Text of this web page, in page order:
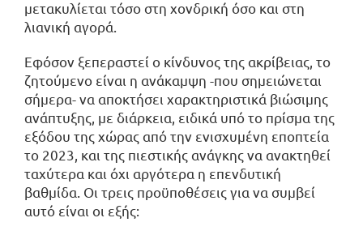
μετακυλίεται τόσο στη χονδρική όσο και στη
λιανική αγορά.
Εφόσον ξεπεραστεί ο κίνδυνος της ακρίβειας, το
ζητούμενο είναι η ανάκαμψη -που σημειώνεται
σήμερα- να αποκτήσει χαρακτηριστικά βιώσιμης
ανάπτυξης, με διάρκεια, ειδικά υπό το πρίσμα της
εξόδου της χώρας από την ενισχυμένη εποπτεία
το 2023, και της πιεστικής ανάγκης να ανακτηθεί
ταχύτερα και όχι αργότερα η επενδυτική
βαθμίδα. Οι τρεις προϋποθέσεις για να συμβεί
αυτό είναι οι εξής: